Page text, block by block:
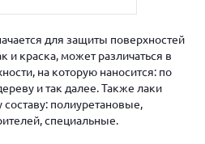
для защиты поверхностей
и краска, может различаться в
на которую наносится: по
и так далее. Также лаки
полиуретановые,
специальные.